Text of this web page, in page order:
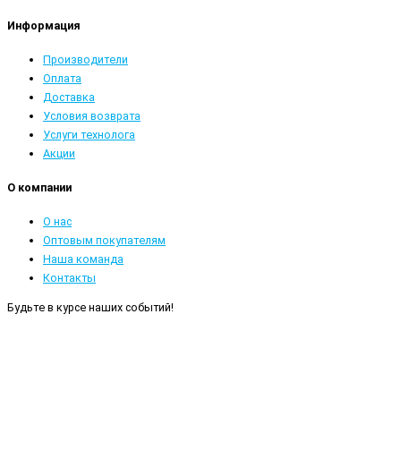
Информация
Производители
Оплата
Доставка
Условия возврата
Услуги технолога
Акции
О компании
О нас
Оптовым покупателям
Наша команда
Контакты
Будьте в курсе наших событий!